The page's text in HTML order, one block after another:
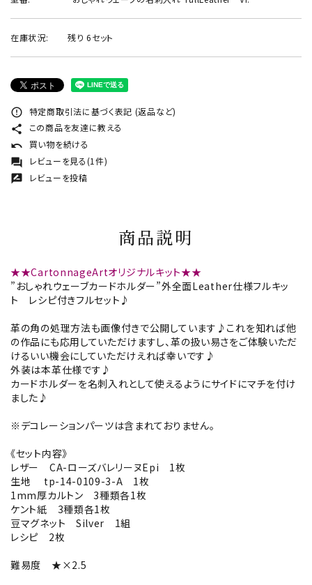
在庫状況: 残り 6セット
error_outline 特定商取引法に基づく表記 (返品など)
share この商品を友達に教える
undo 買い物を続ける
forum レビューを見る(1件)
rate_review レビューを投稿
商品説明
★★CartonnageArtオリジナルキット★★
”おしゃれウェーブカードホルダー”外全面Leather仕様フルキッ
ト レシピ付きフルセット♪
革の角の処理方法も画像付きで公開しています♪これを知れば他
の作品にも応用していただけますし、革の扱い易さをご体験いただ
けるいい機会にしていただけえれば幸いです♪
外装は本革仕様です♪
カードホルダーを名刺入れとして使えるようにサイドにマチを付け
ました♪
※デコレーションパーツは含まれておりません。
《セット内容》
レザー CA-ローズバレリーヌEpi 1枚
生地 tp-14-0109-3-A 1枚
1mm厚カルトン 3種類各1枚
ケント紙 3種類各1枚
豆マグネット Silver 1組
レシピ 2枚
難易度 ★×2.5